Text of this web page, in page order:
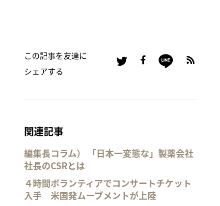
この記事を友達に
シェアする
関連記事
編集長コラム） 「日本一変態な」製薬会社
社長のCSRとは
４時間ボランティアでコンサートチケット
入手 米国発ムーブメントが上陸